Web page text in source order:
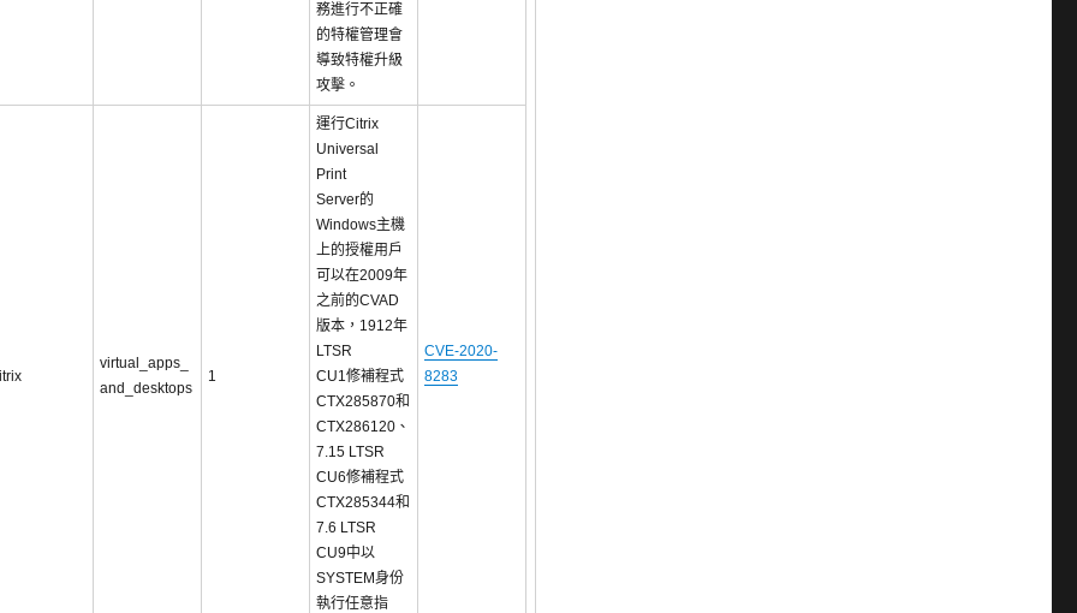
務進行不正確
的特權管理會
導致特權升級
攻擊。
virtual_apps_
and_desktops
1
運行Citrix
Universal
Print
Server的
Windows主機
上的授權用戶
可以在2009年
之前的CVAD
版本，1912年
LTSR
CU1修補程式
CTX285870和
CTX286120、
7.15 LTSR
CU6修補程式
CTX285344和
7.6 LTSR
CU9中以
SYSTEM身份
執行任意指
CVE-2020-
8283